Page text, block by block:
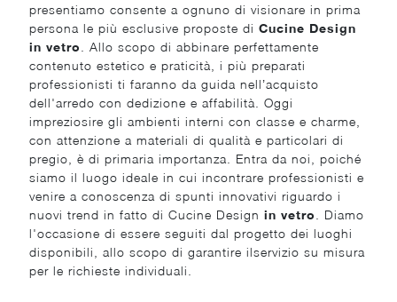
presentiamo consente a ognuno di visionare in prima
persona le più esclusive proposte diCucine Design
in vetro
. Allo scopo di abbinare perfettamente
contenuto estetico e praticità, i più preparati
professionisti ti faranno da guida nell’acquisto
dell'arredo con dedizione e affabilità. Oggi
impreziosire gli ambienti interni con classe e charme,
con attenzione a materiali di qualità e particolari di
pregio, è di primaria importanza. Entra da noi, poiché
siamo il luogo ideale in cui incontrare professionisti e
venire a conoscenza di spunti innovativi riguardo i
nuovi trend in fatto di Cucine Designin vetro
. Diamo
l'occasione di essere seguiti dal progetto dei luoghi
disponibili, allo scopo di garantire ilservizio su misura
per le richieste individuali.